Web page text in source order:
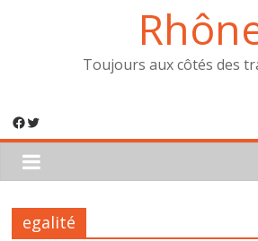
Toujours aux côtés des
Facebook
Twitter
egalité